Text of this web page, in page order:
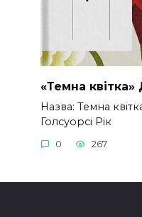
«Темна
Назва: Темна
Голсуорсі Рік
0 267